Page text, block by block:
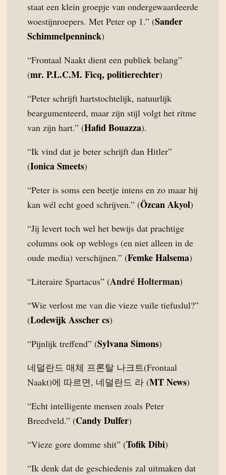
staat een klein groepje van ondergewaardeerde
woestijnroepers. Met Peter op 1.” (Sander
Schimmelpenninck)
“Frontaal Naakt dient een publiek belang”
(mr. P.L.C.M. Ficq, politierechter)
“Peter schrijft hartstochtelijk, natuurlijk
beargumenteerd, maar zijn stijl volgt het ritme
van zijn hart.” (Hafid Bouazza).
“Ik vind dat je beter schrijft dan Hitler”
(Ionica Smeets)
“Peter is soms een beetje intens en zo maar hij
kan wél echt goed schrijven.” (Özcan Akyol)
“Jij levert toch wel het bewijs dat prachtige
columns ook op weblogs (en niet alleen in de
oude media) verschijnen.” (Femke Halsema)
“Literaire Spartacus” (André Holterman)
“Wie verlost me van die vieze vuile tiefuslul?”
(Lodewijk Asscher cs)
“Pijnlijk treffend” (Sylvana Simons)
네덜란드 매체 프론탈 나크트(Frontaal
Naakt)에 따르면, 네덜란드 라 (MT News)
“Echt intelligente mensen zoals Peter
Breedveld.” (Candy Dulfer)
“Vieze gore domme shit” (Tofik Dibi)
“Ik denk dat de geschiedenis zal uitmaken dat